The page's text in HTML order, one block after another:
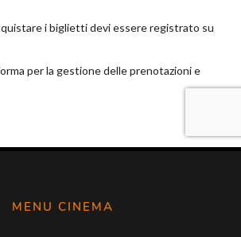
MENU CINEMA